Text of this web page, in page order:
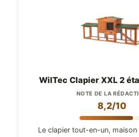
WilTec Clapier XXL 2
NOTE DE LA
8,2/10
Le clapier tout-en-un,